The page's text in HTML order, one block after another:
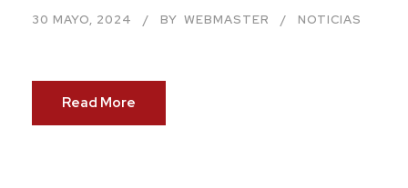
30 MAYO, 2024 BY WEBMASTER NOTICIAS
Read More